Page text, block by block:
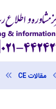
مقالات CE